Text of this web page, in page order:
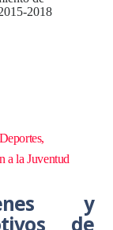
2018
a la Juventud
y
de